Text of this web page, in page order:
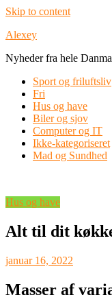
Skip to content
Alexey
Nyheder fra hele
Sport og friluftsliv
Fri
Hus og have
Biler og sjov
Computer og IT
Ikke-kategoriseret
Mad og Sundhed
Hus og have
Alt til dit
januar 16, 2022
Masser af